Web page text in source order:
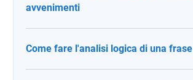
avvenimenti
Come fare l'analisi logica di una frase